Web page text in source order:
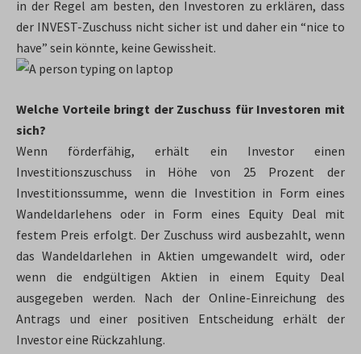
in der Regel am besten, den Investoren zu erklären, dass
der INVEST-Zuschuss nicht sicher ist und daher ein “nice to
have” sein könnte, keine Gewissheit.
Welche Vorteile bringt der Zuschuss für Investoren mit
sich?
Wenn förderfähig, erhält ein Investor einen
Investitionszuschuss in Höhe von 25 Prozent der
Investitionssumme, wenn die Investition in Form eines
Wandeldarlehens oder in Form eines Equity Deal mit
festem Preis erfolgt. Der Zuschuss wird ausbezahlt, wenn
das Wandeldarlehen in Aktien umgewandelt wird, oder
wenn die endgültigen Aktien in einem Equity Deal
ausgegeben werden. Nach der Online-Einreichung des
Antrags und einer positiven Entscheidung erhält der
Investor eine Rückzahlung.